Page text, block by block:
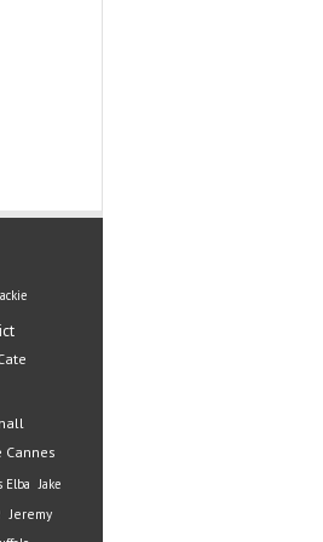
Cannes
Elba Jake
Jeremy